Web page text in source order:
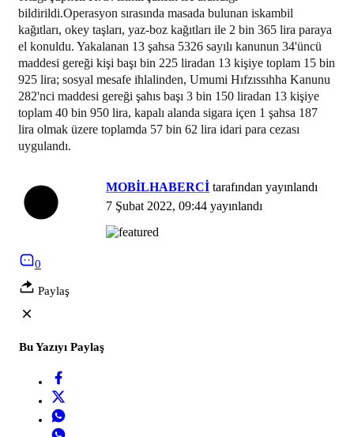
bildirildi.Operasyon sırasında masada bulunan iskambil
kağıtları, okey taşları, yaz-boz kağıtları ile 2 bin 365 lira paraya
el konuldu. Yakalanan 13 şahsa 5326 sayılı kanunun 34'üncü
maddesi gereği kişi başı bin 225 liradan 13 kişiye toplam 15 bin
925 lira; sosyal mesafe ihlalinden, Umumi Hıfzıssıhha Kanunu
282'nci maddesi gereği şahıs başı 3 bin 150 liradan 13 kişiye
toplam 40 bin 950 lira, kapalı alanda sigara içen 1 şahsa 187
lira olmak üzere toplamda 57 bin 62 lira idari para cezası
uygulandı.
MOBİLHABERCİ tarafından yayınlandı
7 Şubat 2022, 09:44 yayınlandı
0
Paylaş
Bu Yazıyı Paylaş